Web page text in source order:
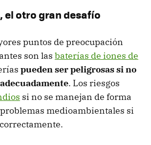
el otro gran desafío
puntos de preocupación
son las baterías de iones de
pueden ser peligrosas si no
. Los riesgos
si no se manejan de forma
medioambientales si